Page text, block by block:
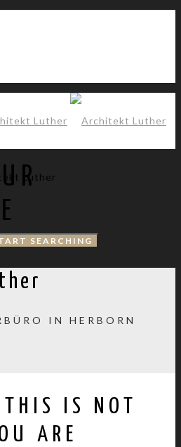
Luther
IN HERBORN
THIS IS NOT
ARE